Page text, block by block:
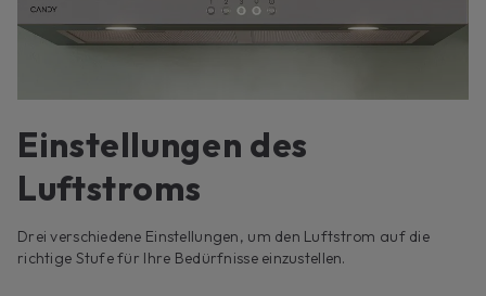
Einstellungen des
Luftstroms
Drei verschiedene Einstellungen, um den Luftstrom auf die
richtige Stufe für Ihre Bedürfnisse einzustellen.